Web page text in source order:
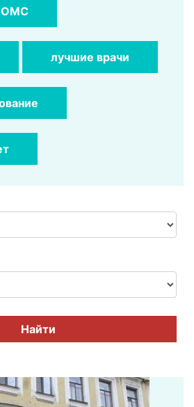
ОМС
лучшие врачи
Найти